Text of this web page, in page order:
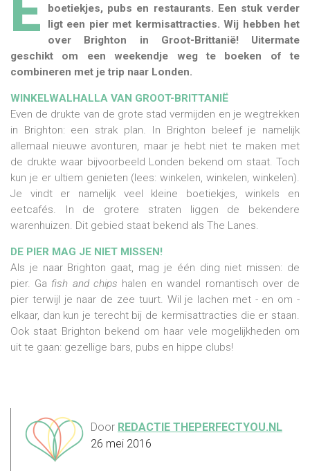
boetiekjes, pubs en restaurants. Een stuk verder
ligt een pier met kermisattracties. Wij hebben het
over Brighton in Groot-Brittanië! Uitermate
geschikt om een weekendje weg te boeken of te
combineren met je trip naar Londen.
WINKELWALHALLA VAN GROOT-BRITTANIË
Even de drukte van de grote stad vermijden en je wegtrekken
in Brighton: een strak plan. In Brighton beleef je namelijk
allemaal nieuwe avonturen, maar je hebt niet te maken met
de drukte waar bijvoorbeeld Londen bekend om staat. Toch
kun je er ultiem genieten (lees: winkelen, winkelen, winkelen).
Je vindt er namelijk veel kleine boetiekjes, winkels en
eetcafés. In de grotere straten liggen de bekendere
warenhuizen. Dit gebied staat bekend als The Lanes.
DE PIER MAG JE NIET MISSEN!
Als je naar Brighton gaat, mag je één ding niet missen: de
pier. Ga fish and chips halen en wandel romantisch over de
pier terwijl je naar de zee tuurt. Wil je lachen met - en om -
elkaar, dan kun je terecht bij de kermisattracties die er staan.
Ook staat Brighton bekend om haar vele mogelijkheden om
uit te gaan: gezellige bars, pubs en hippe clubs!
Door REDACTIE THEPERFECTYOU.NL
26 mei 2016